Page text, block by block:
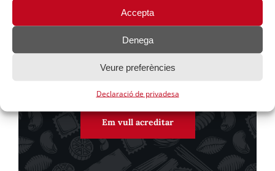
Accepta
Denega
Veure preferències
Declaració de privadesa
Demostra allò que saps fer i aconsegueix
acreditació oficiala partir de la teva
experiència laboral, de serveis prestats,
mitjançant una beca o voluntariat, o la teva
Em vull acreditar